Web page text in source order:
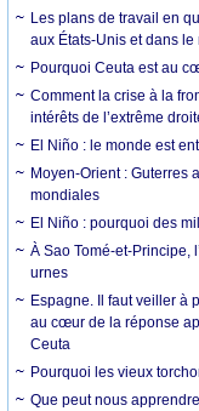
Les plans de travail en
aux États-Unis et dans le
Pourquoi Ceuta est au
Comment la crise à la
intérêts de l’extrême
El Niño : le monde est
Moyen-Orient : Guterres
mondiales
El Niño : pourquoi des
À Sao Tomé-et-Principe,
urnes
Espagne. Il faut veiller à
au cœur de la réponse
Ceuta
Pourquoi les vieux
Que peut nous